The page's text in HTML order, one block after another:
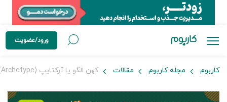
ورود/عضویت
کاربوم مجله کاربوم مقالات کهن الگو یا آرکتایپ (Archetype) در روانشناسی یونگ